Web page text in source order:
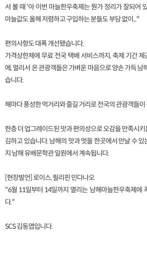
서 볼 때 '아 이번 마늘한우축제는 뭔가 정리가 잘되어
마늘값도 올해 저렴하고 구입하는 분들도 부담 없이..."
편의사항도 대폭 개선됐습니다.
가격상한제에 무료 전국 택배 서비스까지, 축제 기간
에, 멀리서 온 관광객들은 가벼운 마음으로 양손 가득 남
습니다.
해마다 풍성한 먹거리와 즐길 거리로 전국의 관광객들
한층 더 업그레이드된 맛과 편의성으로 오감을 만족시
김하고 있습니다. 남해의 맛과 멋을 한곳에서 만날 수
지 남해 유배문학관 일원에서 계속됩니다.
[현장발언] 로이스, 필리핀 민다나오
"6월 11일부터 14일까지 열리는 남해마늘한우축제에
다."
SCS 김동엽입니다.